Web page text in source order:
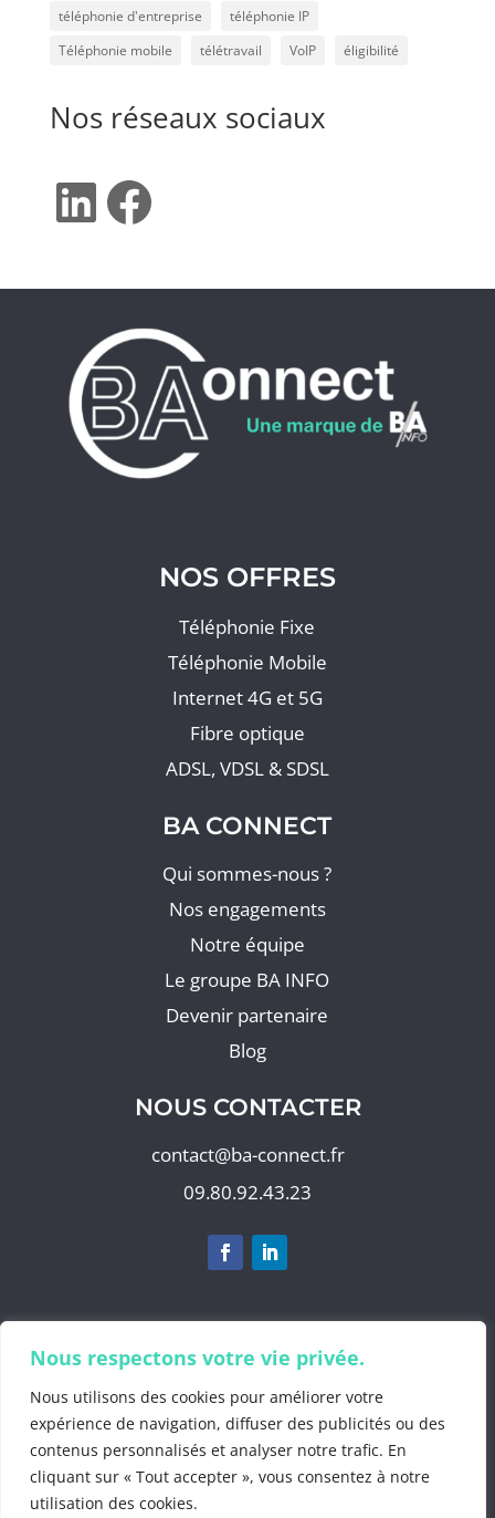
Nous respectons votre vie privée.
Nous utilisons des cookies pour améliorer votre
expérience de navigation, diffuser des publicités ou des
contenus personnalisés et analyser notre trafic. En
cliquant sur « Tout accepter », vous consentez à notre
utilisation des cookies.
téléphonie d'entreprise
téléphonie IP
Téléphonie mobile
télétravail VoIP éligibilité
Nos réseaux sociaux
LinkedIn
Facebook
NOS OFFRES
Téléphonie Fixe
Téléphonie Mobile
Internet 4G et 5G
Fibre optique
ADSL, VDSL & SDSL
BA CONNECT
Qui sommes-nous ?
Nos engagements
Notre équipe
Le groupe BA INFO
Devenir partenaire
Blog
NOUS CONTACTER
contact@ba-connect.fr
09.80.92.43.23
S'abonner à notre newsletter
©2025 by
BA Info